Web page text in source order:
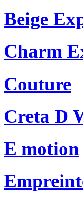
Beige
Charm
Couture
Creta D
E motion